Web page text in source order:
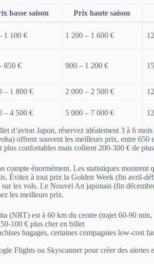
basse saison Prix haute saison
1 100 € 1 200 – 1 600 €
850 € 900 – 1 200 €
– 1 800 € 2 000 – 2 500 €
– 4 500 € 5 000 – 7 000 €
d’avion Japon, réservez idéalement 3 à 6
offrent souvent les meilleurs prix, entre 650
confortables mais coûtent 200-300 € de
compte énormément. Les statistiques montrent
Évitez à tout prix la Golden Week (fin avril-
sur les vols. Le Nouvel An japonais (fin
les meilleurs prix.
(NRT) est à 60 km du centre (trajet 60-90
100 € plus cher en billet
bagages, certaines compagnies low-cost
Flights ou Skyscanner pour créer des alertes